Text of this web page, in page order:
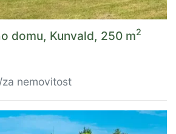
domu, Kunvald, 250 m2
/za nemovitost